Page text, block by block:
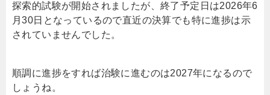
探索的試験が開始されましたが、終了予定日は2026年6
月30日となっているので直近の決算でも特に進捗は示
されていませんでした。
順調に進捗をすれば治験に進むのは2027年になるので
しょうね。